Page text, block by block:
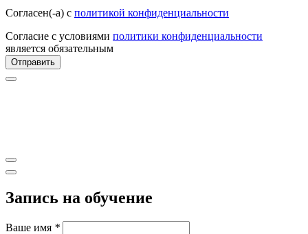
Согласен(-а) с политикой конфиденциальности
Согласие с условиями политики конфиденциальности
является обязательным
Отправить
Запись на обучение
Ваше имя *